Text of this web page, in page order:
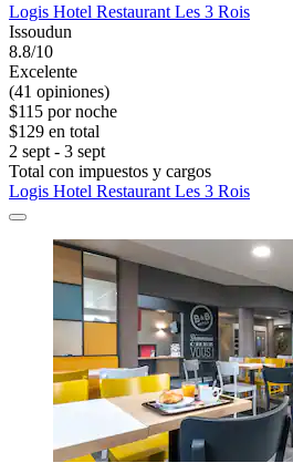
Logis Hotel Restaurant Les 3 Rois
Issoudun
8.8/10
Excelente
(41 opiniones)
$115 por noche
$129 en total
2 sept - 3 sept
Total con impuestos y cargos
Logis Hotel Restaurant Les 3 Rois